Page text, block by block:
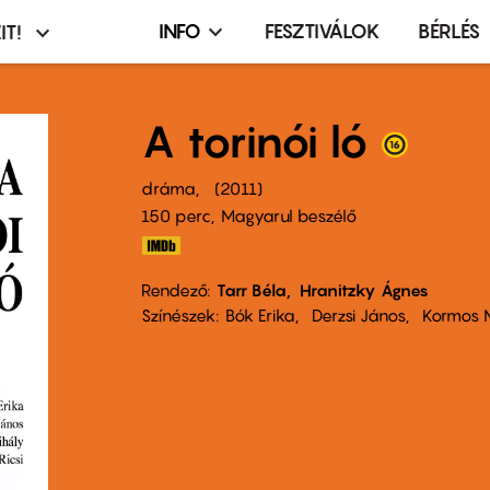
Infó,
terembérlés
menü
INFO FESZTIVÁLOK BÉRLÉS
A torinói ló
dráma
2011
150 perc,
Magyarul beszélő
Rendező Tarr Béla
Hranitzky Ágnes
Színészek
Bók Erika Derzsi János Kormos